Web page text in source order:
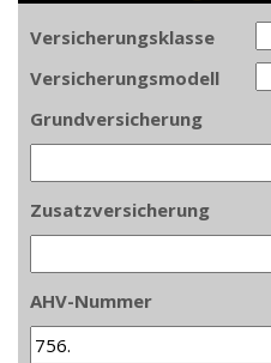
Versicherungsklasse
Versicherungsmodell
Grundversicherung
Zusatzversicherung
AHV-Nummer